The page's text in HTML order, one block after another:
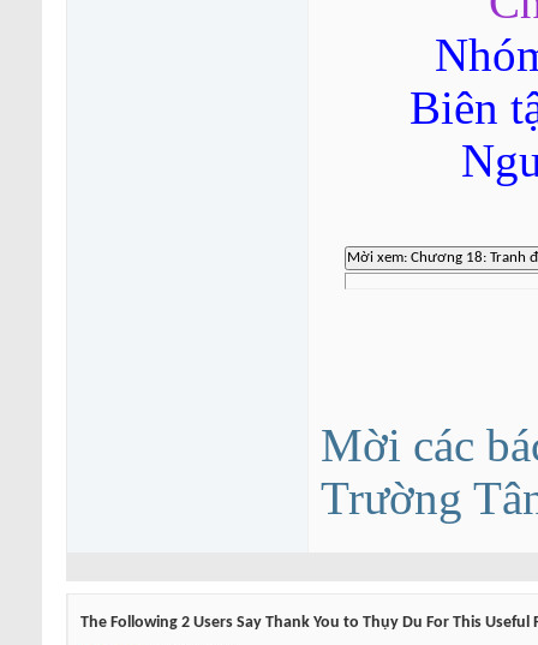
Biên
Mời các
Trường
The Following 2 Users Say Thank You to Thụy Du For This Useful